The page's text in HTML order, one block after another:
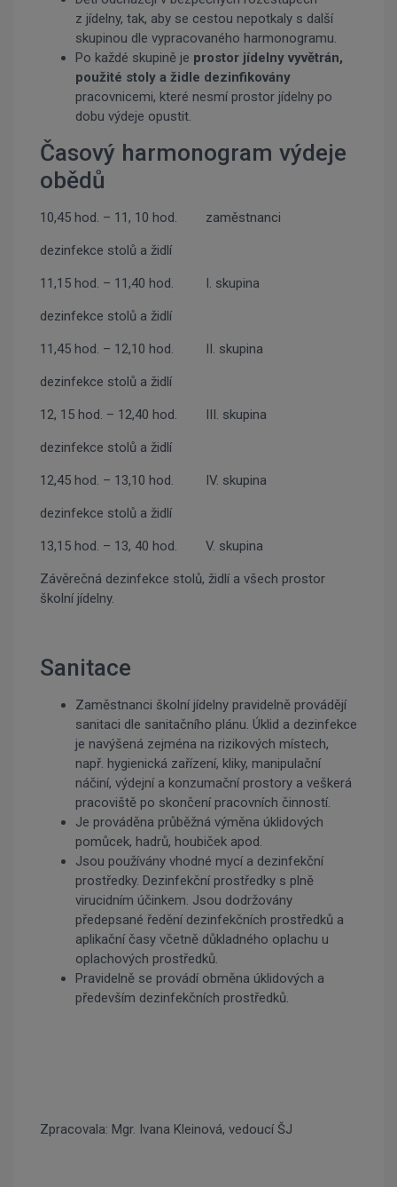
z jídelny, tak, aby se cestou nepotkaly s další
skupinou dle vypracovaného harmonogramu.
Po každé skupině je prostor jídelny vyvětrán,
použité stoly a židle dezinfikovány
pracovnicemi, které nesmí prostor jídelny po
dobu výdeje opustit.
Časový harmonogram výdeje
obědů
10,45 hod. – 11, 10 hod. zaměstnanci
dezinfekce stolů a židlí
11,15 hod. – 11,40 hod. I. skupina
dezinfekce stolů a židlí
11,45 hod. – 12,10 hod. II. skupina
dezinfekce stolů a židlí
12, 15 hod. – 12,40 hod. III. skupina
dezinfekce stolů a židlí
12,45 hod. – 13,10 hod. IV. skupina
dezinfekce stolů a židlí
13,15 hod. – 13, 40 hod. V. skupina
Závěrečná dezinfekce stolů, židlí a všech prostor
školní jídelny.
Sanitace
Zaměstnanci školní jídelny pravidelně provádějí
sanitaci dle sanitačního plánu. Úklid a dezinfekce
je navýšená zejména na rizikových místech,
např. hygienická zařízení, kliky, manipulační
náčiní, výdejní a konzumační prostory a veškerá
pracoviště po skončení pracovních činností.
Je prováděna průběžná výměna úklidových
pomůcek, hadrů, houbiček apod.
Jsou používány vhodné mycí a dezinfekční
prostředky. Dezinfekční prostředky s plně
virucidním účinkem. Jsou dodržovány
předepsané ředění dezinfekčních prostředků a
aplikační časy včetně důkladného oplachu u
oplachových prostředků.
Pravidelně se provádí obměna úklidových a
především dezinfekčních prostředků.
Zpracovala: Mgr. Ivana Kleinová, vedoucí ŠJ